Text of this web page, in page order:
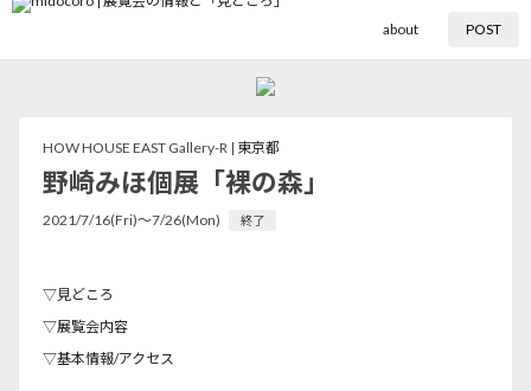
about POST
HOW HOUSE EAST Gallery-R | 東京都
野崎みほ個展「裸の森」
2021/7/16(Fri)〜7/26(Mon) 終了
▽見どころ
▽展覧会内容
▽基本情報/アクセス